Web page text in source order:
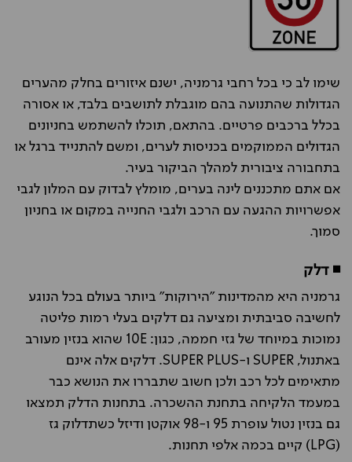
שימו לב כי בכל רחבי גרמניה, ישנם איזורים בחלק מהערים
הגדולות שהתנועה בהם מוגבלת לתושבים בלבד, או אסורה
בכלל ברכבים פרטיים. בהתאם, תוכלו להשתמש בחניונים
הגדולים הממוקמים בכניסות לערים, ומשם להתנייד ברגל או
בתחבורה ציבורית למהלך הביקור בעיר.
אם אתם מתכננים לינה בערים, מומלץ לבדוק עם המלון לגבי
אפשרויות ההגעה עם הרכב ולגבי החנייה במקום או בחניון
סמוך.
◾ דלק
גרמניה היא מהמדינות "הירוקות" ביותר בעולם בכל הנוגע
לחשיבה סביבתית ומציעה גם דלקים בעלי רמות פליטה
נמוכות במיוחד של גזי חממה, כגון: 10E שהוא בנזין מעורב
באתנול, SUPER ו-SUPER PLUS. דלקים אלה אינם
מתאימים לכל רכב ולכן חשוב שתבררו את הנושא כבר
במעמד הלקיחה בתחנת ההשכרה. בתחנות הדלק תמצאו
גם בנזין נטול עופרת 95 ו-98 אוקטן ודיזל כשתדלוק גז
(LPG) קיים בכמה אלפי תחנות.